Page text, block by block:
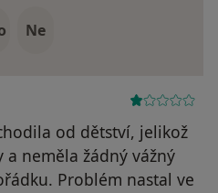
Ne
od dětství, jelikož
a neměla žádný vážný
Problém nastal ve